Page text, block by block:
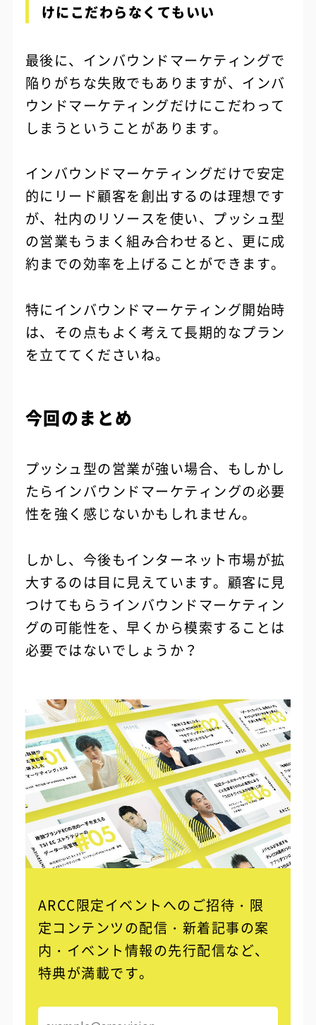
けにこだわらなくてもいい
最後に、インバウンドマーケティングで
陥りがちな失敗でもありますが、インバ
ウンドマーケティングだけにこだわって
しまうということがあります。
インバウンドマーケティングだけで安定
的にリード顧客を創出するのは理想です
が、社内のリソースを使い、プッシュ型
の営業もうまく組み合わせると、更に成
約までの効率を上げることができます。
特にインバウンドマーケティング開始時
は、その点もよく考えて長期的なプラン
を立ててくださいね。
今回のまとめ
プッシュ型の営業が強い場合、もしかし
たらインバウンドマーケティングの必要
性を強く感じないかもしれません。
しかし、今後もインターネット市場が拡
大するのは目に見えています。顧客に見
つけてもらうインバウンドマーケティン
グの可能性を、早くから模索することは
必要ではないでしょうか？
ARCC限定イベントへのご招待・限
定コンテンツの配信・ 新着記事の案
内・イベント情報の先行配信など、
特典が満載です。